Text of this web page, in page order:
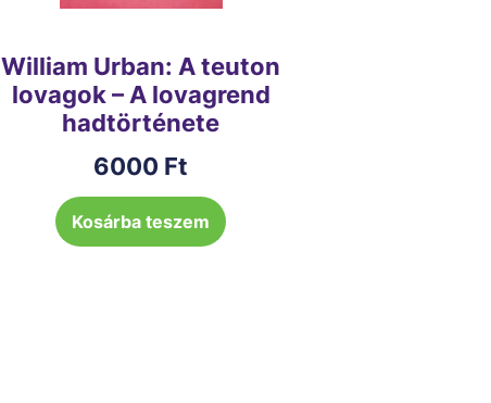
William Urban: A teuton
lovagok – A lovagrend
hadtörténete
6000 Ft
Kosárba teszem